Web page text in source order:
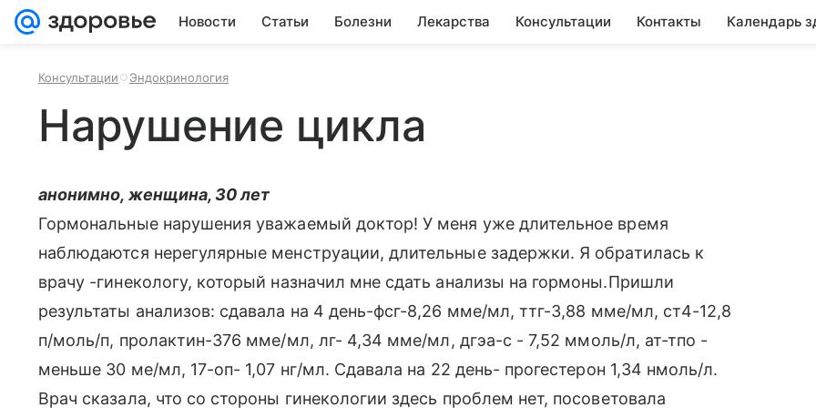
Новости Статьи Болезни Лекарства Консультации Контакты Календарь
Консультации Эндокринология
Нарушение цикла
анонимно, женщина, 30 лет
Гормональные нарушения уважаемый доктор! У меня уже длительное время
наблюдаются нерегулярные менструации, длительные задержки. Я обратилась к
врачу -гинекологу, который назначил мне сдать анализы на гормоны.Пришли
результаты анализов: сдавала на 4 день-фсг-8,26 мме/мл, ттг-3,88 мме/мл, ст4-12,8
п/моль/п, пролактин-376 мме/мл, лг- 4,34 мме/мл, дгэа-с - 7,52 ммоль/л, ат-тпо -
меньше 30 ме/мл, 17-оп- 1,07 нг/мл. Сдавала на 22 день- прогестерон 1,34 нмоль/л.
Врач сказала, что со стороны гинекологии здесь проблем нет, посоветовала